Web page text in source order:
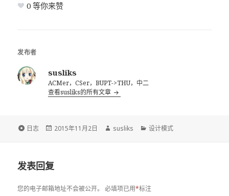
0 等你来赞
发布者
susliks
ACMer，CSer，BUPT->THU，中二
查看susliks的所有文章
格
日志
发
2015年11月2日
作
susliks
分
设计模式
发表回复
您的电子邮箱地址不会被公开。 必填项已用*标注